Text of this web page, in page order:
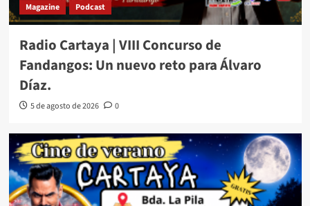
Magazine Podcast
Radio Cartaya | VIII Concurso de
Fandangos: Un nuevo reto para Álvaro
Díaz.
5 de agosto de 2026 0